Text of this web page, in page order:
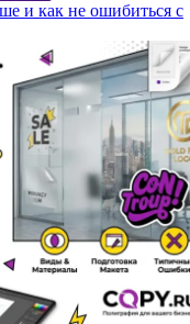
и как не ошибиться с